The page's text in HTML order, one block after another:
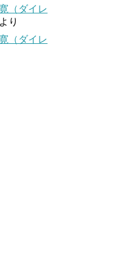
（ダイレ
より
（ダイレ